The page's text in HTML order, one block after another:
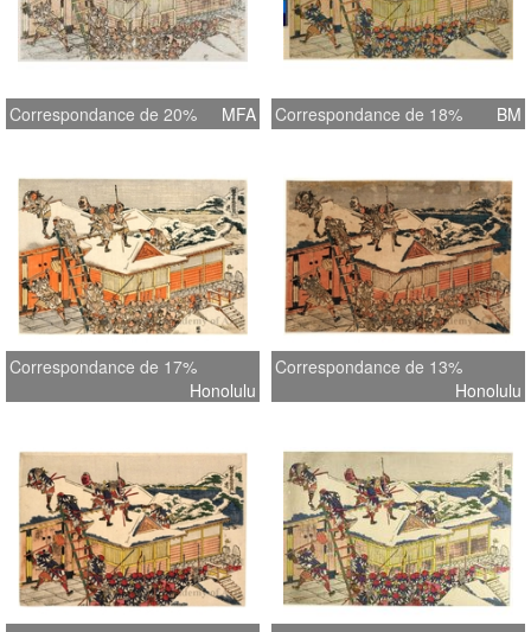
Correspondance de 20% MFA Correspondance de 18% BM
Correspondance de 17%
Honolulu
Correspondance de 13%
Honolulu